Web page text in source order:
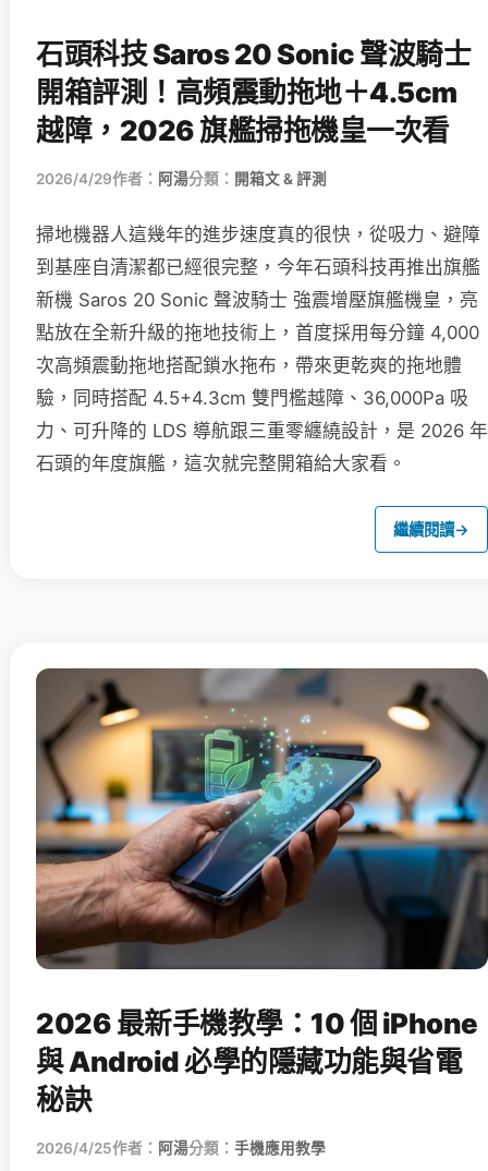
石頭科技 Saros 20 Sonic 聲波騎士
開箱評測！高頻震動拖地＋4.5cm
越障，2026 旗艦掃拖機皇一次看
2026/4/29作者： 阿湯分類： 開箱文 & 評測
掃地機器人這幾年的進步速度真的很快，從吸力、避障
到基座自清潔都已經很完整，今年石頭科技再推出旗艦
新機 Saros 20 Sonic 聲波騎士 強震增壓旗艦機皇，亮
點放在全新升級的拖地技術上，首度採用每分鐘 4,000
次高頻震動拖地搭配鎖水拖布，帶來更乾爽的拖地體
驗，同時搭配 4.5+4.3cm 雙門檻越障、36,000Pa 吸
力、可升降的 LDS 導航跟三重零纏繞設計，是 2026 年
石頭的年度旗艦，這次就完整開箱給大家看。
繼續閱讀→
2026 最新手機教學：10 個 iPhone
與 Android 必學的隱藏功能與省電
秘訣
2026/4/25作者： 阿湯分類： 手機應用教學